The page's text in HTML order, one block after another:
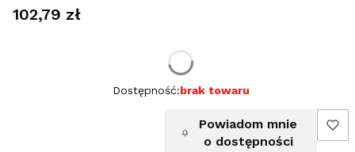
Cena
102,79 zł
Dostępność:brak towaru
Powiadom mnie
o dostępności